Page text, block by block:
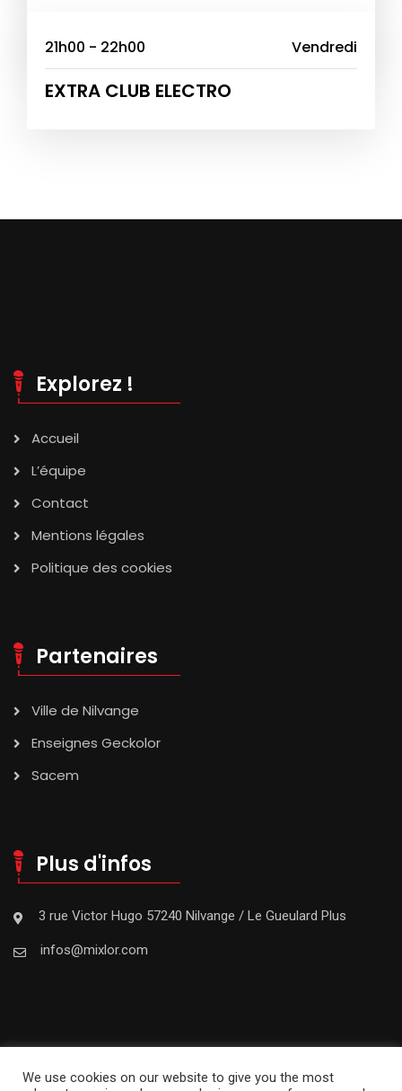
21h00 - 22h00 Vendredi
EXTRA CLUB ELECTRO
Explorez !
Accueil
L’équipe
Contact
Mentions légales
Politique des cookies
Partenaires
Ville de Nilvange
Enseignes Geckolor
Sacem
Plus d'infos
3 rue Victor Hugo 57240 Nilvange / Le Gueulard Plus
infos@mixlor.com
We use cookies on our website to give you the most